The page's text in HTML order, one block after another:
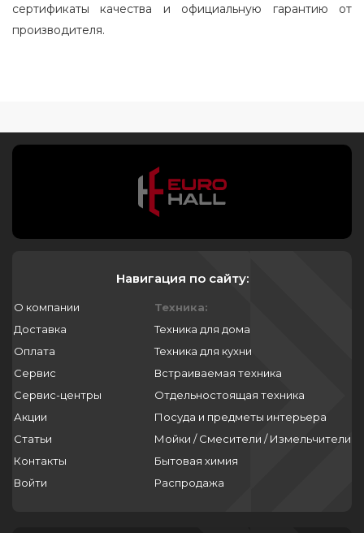
сертификаты качества и официальную гарантию от
производителя.
Навигация по сайту:
О компании
Доставка
Оплата
Сервис
Сервис-центры
Акции
Статьи
Контакты
Войти
Техника:
Техника для дома
Техника для кухни
Встраиваемая техника
Отдельностоящая техника
Посуда и предметы интерьера
Мойки / Смесители / Измельчители
Бытовая химия
Распродажа